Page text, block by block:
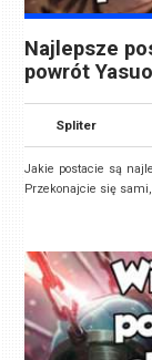
Najlepsze
powrót
Spliter
Jakie postacie są
Przekonajcie się